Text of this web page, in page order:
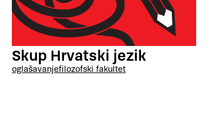
Skup Hrvatski jezik
oglašavanjefilozofski fakultet